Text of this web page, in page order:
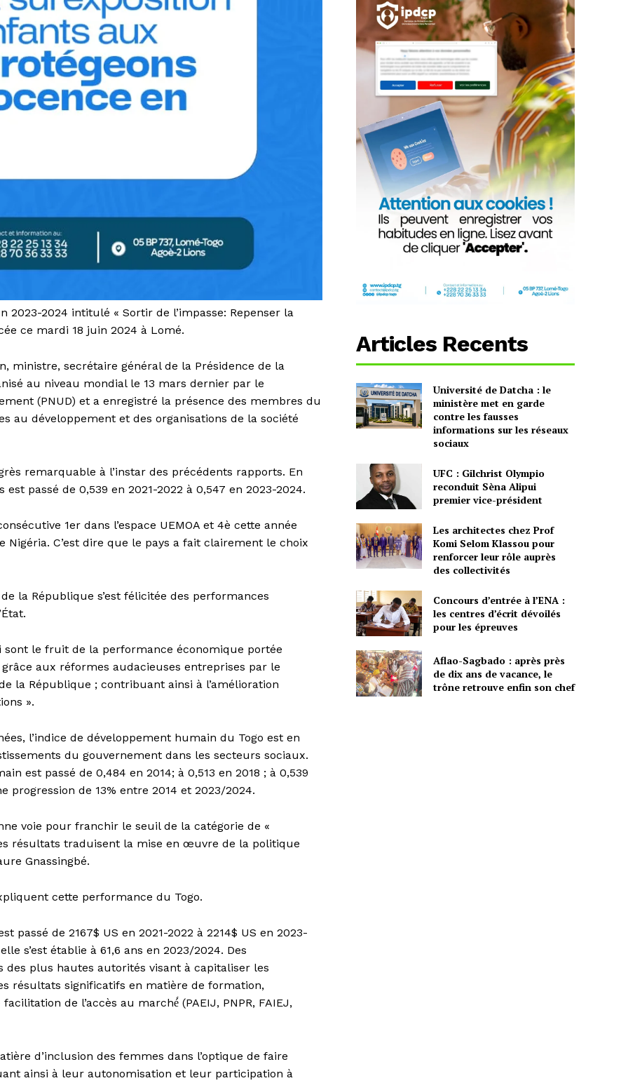
2024 intitulé « Sortir de l’impasse: Repenser la
ce mardi 18 juin 2024 à Lomé.
ministre, secrétaire général de la Présidence de la
au niveau mondial le 13 mars dernier par le
(PNUD) et a enregistré la présence des membres du
au développement et des organisations de la société
remarquable à l’instar des précédents rapports. En
passé de 0,539 en 2021-2022 à 0,547 en 2023-2024.
1er dans l’espace UEMOA et 4è cette année
Nigéria. C’est dire que le pays a fait clairement le choix
la République s’est félicitée des performances
sont le fruit de la performance économique portée
aux réformes audacieuses entreprises par le
la République ; contribuant ainsi à l’amélioration
».
l’indice de développement humain du Togo est en
du gouvernement dans les secteurs sociaux.
est passé de 0,484 en 2014; à 0,513 en 2018 ; à 0,539
progression de 13% entre 2014 et 2023/2024.
voie pour franchir le seuil de la catégorie de «
résultats traduisent la mise en œuvre de la politique
Gnassingbé.
cette performance du Togo.
de 2167$ US en 2021-2022 à 2214$ US en 2023-
s’est établie à 61,6 ans en 2023/2024. Des
plus hautes autorités visant à capitaliser les
résultats significatifs en matière de formation,
de l’accès au marché́ (PAEIJ, PNPR, FAIEJ,
d’inclusion des femmes dans l’optique de faire
ainsi à leur autonomisation et leur participation à
Articles Recents
Université de Datcha : le
ministère met en garde
contre les fausses
informations sur les réseaux
sociaux
UFC : Gilchrist Olympio
reconduit Sèna Alipui
premier vice-président
Les architectes chez Prof
Komi Selom Klassou pour
renforcer leur rôle auprès
des collectivités
Concours d’entrée à l’ENA :
les centres d’écrit dévoilés
pour les épreuves
Aflao-Sagbado : après près
de dix ans de vacance, le
trône retrouve enfin son chef